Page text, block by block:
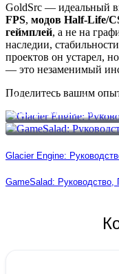
GoldSrc — идеальный
FPS, модов Half-Life/
геймплей, а не на
наследии,
проектов он устарел,
— это незаменимый
Поделитесь вашим
Glacier Engine:
GameSalad:
Glacier Engine:
GameSalad: